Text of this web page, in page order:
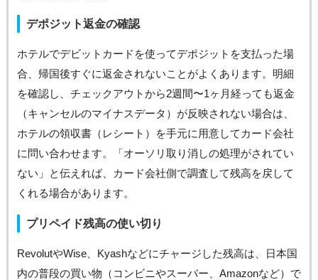
デポジット返金の確認
ホテルでデビットカードを使ってデポジットを支払った場
合、帰国後すぐに返金されないことがよくあります。明細
を確認し、チェックアウトから2週間〜1ヶ月経っても返金
（キャンセルのマイナスデータ）が反映されない場合は、
ホテルの領収書（レシート）を手元に用意してカード会社
に問い合わせます。「オーソリ取り消しの処理がされてい
ない」と伝えれば、カード会社側で調査して残高を戻して
くれる場合があります。
プリペイド残高の使い切り
RevolutやWise、Kyashなどにチャージした残高は、日本国
内の普段の買い物（コンビニやスーパー、Amazonなど）で